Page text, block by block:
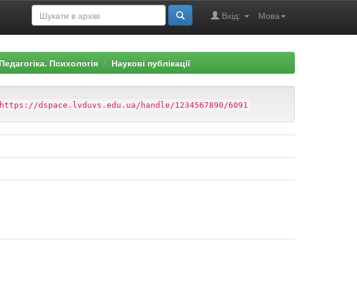
Мова
Вхід:
Педагогіка. Психологія Наукові публікації
https://dspace.lvduvs.edu.ua/handle/1234567890/6091